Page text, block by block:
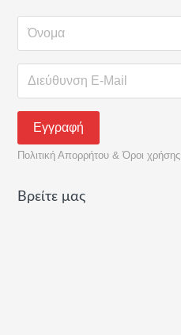
Πολιτική Απορρήτου & Όροι χρήσης
Βρείτε μας